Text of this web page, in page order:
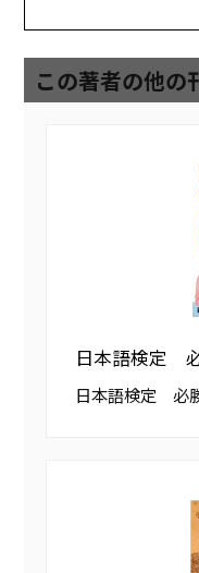
この著者の他の
日本語検定
日本語検定 必